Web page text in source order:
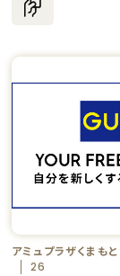
アミュプラザくまもと
26